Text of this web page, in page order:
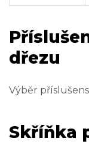
dřezu
Výběr
Skříňka